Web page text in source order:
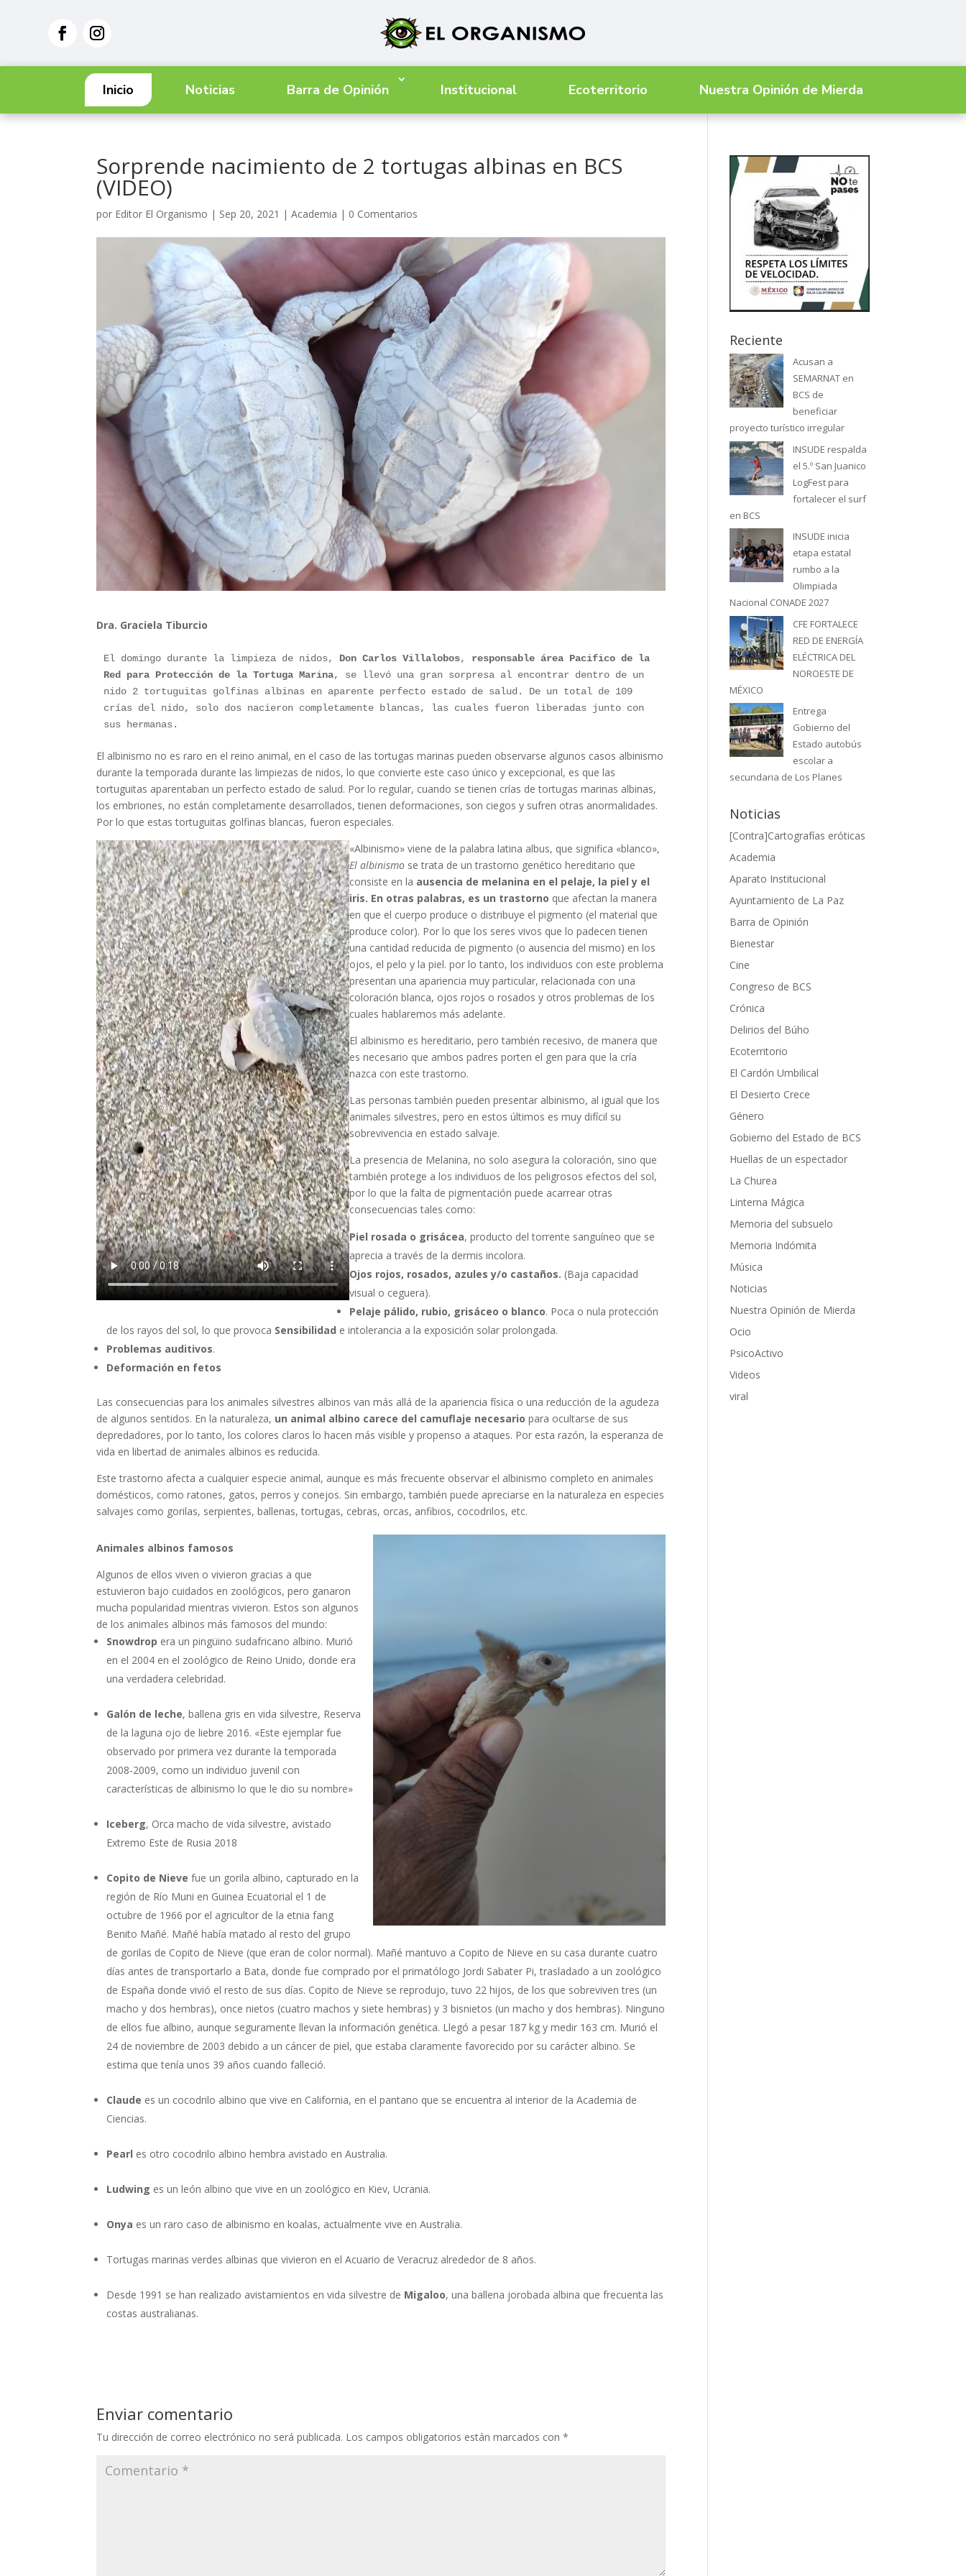
Inicio Noticias Barra de Opinión Institucional Ecoterritorio Nuestra Opinión de Mierda
Sorprende nacimiento de 2 tortugas albinas en BCS
(VIDEO)
por Editor El Organismo | Sep 20, 2021 |Academia | 0 Comentarios
Dra. Graciela Tiburcio
El domingo durante la limpieza de nidos, Don Carlos Villalobos, responsable área Pacifico de la
Red para Protección de la Tortuga Marina, se llevó una gran sorpresa al encontrar dentro de un
nido 2 tortuguitas golfinas albinas en aparente perfecto estado de salud. De un total de 109
crías del nido, solo dos nacieron completamente blancas, las cuales fueron liberadas junto con
sus hermanas.
El albinismo no es raro en el reino animal, en el caso de las tortugas marinas pueden observarse algunos casos albinismo
durante la temporada durante las limpiezas de nidos, lo que convierte este caso único y excepcional, es que las
tortuguitas aparentaban un perfecto estado de salud. Por lo regular, cuando se tienen crías de tortugas marinas albinas,
los embriones, no están completamente desarrollados, tienen deformaciones, son ciegos y sufren otras anormalidades.
Por lo que estas tortuguitas golfinas blancas, fueron especiales.
«Albinismo» viene de la palabra latina albus, que significa «blanco»,
El albinismo se trata de un trastorno genético hereditario que
consiste en la ausencia de melanina en el pelaje, la piel y el
iris. En otras palabras, es un trastorno que afectan la manera
en que el cuerpo produce o distribuye el pigmento (el material que
produce color). Por lo que los seres vivos que lo padecen tienen
una cantidad reducida de pigmento (o ausencia del mismo) en los
ojos, el pelo y la piel. por lo tanto, los individuos con este problema
presentan una apariencia muy particular, relacionada con una
coloración blanca, ojos rojos o rosados y otros problemas de los
cuales hablaremos más adelante.
El albinismo es hereditario, pero también recesivo, de manera que
es necesario que ambos padres porten el gen para que la cría
nazca con este trastorno.
Las personas también pueden presentar albinismo, al igual que los
animales silvestres, pero en estos últimos es muy difícil su
sobrevivencia en estado salvaje.
La presencia de Melanina, no solo asegura la coloración, sino que
también protege a los individuos de los peligrosos efectos del sol,
por lo que la falta de pigmentación puede acarrear otras
consecuencias tales como:
Piel rosada o grisácea, producto del torrente sanguíneo que se
aprecia a través de la dermis incolora.
Ojos rojos, rosados, azules y/o castaños. (Baja capacidad
visual o ceguera).
Pelaje pálido, rubio, grisáceo o blanco. Poca o nula protección
de los rayos del sol, lo que provoca Sensibilidad e intolerancia a la exposición solar prolongada.
Problemas auditivos.
Deformación en fetos
Las consecuencias para los animales silvestres albinos van más allá de la apariencia física o una reducción de la agudeza
de algunos sentidos. En la naturaleza, un animal albino carece del camuflaje necesariopara ocultarse de sus
depredadores, por lo tanto, los colores claros lo hacen más visible y propenso a ataques. Por esta razón, la esperanza de
vida en libertad de animales albinos es reducida.
Este trastorno afecta a cualquier especie animal, aunque es más frecuente observar el albinismo completo en animales
domésticos, como ratones, gatos, perros y conejos. Sin embargo, también puede apreciarse en la naturaleza en especies
salvajes como gorilas, serpientes, ballenas, tortugas, cebras, orcas, anfibios, cocodrilos, etc.
Animales albinos famosos
Algunos de ellos viven o vivieron gracias a que
estuvieron bajo cuidados en zoológicos, pero ganaron
mucha popularidad mientras vivieron. Estos son algunos
de los animales albinos más famosos del mundo:
Snowdrop era un pingüino sudafricano albino. Murió
en el 2004 en el zoológico de Reino Unido, donde era
una verdadera celebridad.
Galón de leche, ballena gris en vida silvestre, Reserva
de la laguna ojo de liebre 2016. «Este ejemplar fue
observado por primera vez durante la temporada
2008-2009, como un individuo juvenil con
características de albinismo lo que le dio su nombre»
Iceberg, Orca macho de vida silvestre, avistado
Extremo Este de Rusia 2018
Copito de Nieve fue un gorila albino, capturado en la
región de Río Muni en Guinea Ecuatorial el 1 de
octubre de 1966 por el agricultor de la etnia fang
Benito Mañé. Mañé había matado al resto del grupo
de gorilas de Copito de Nieve (que eran de color normal). Mañé mantuvo a Copito de Nieve en su casa durante cuatro
días antes de transportarlo a Bata, donde fue comprado por el primatólogo Jordi Sabater Pi, trasladado a un zoológico
de España donde vivió el resto de sus días. Copito de Nieve se reprodujo, tuvo 22 hijos, de los que sobreviven tres (un
macho y dos hembras), once nietos (cuatro machos y siete hembras) y 3 bisnietos (un macho y dos hembras). Ninguno
de ellos fue albino, aunque seguramente llevan la información genética. Llegó a pesar 187 kg y medir 163 cm. Murió el
24 de noviembre de 2003 debido a un cáncer de piel, que estaba claramente favorecido por su carácter albino. Se
estima que tenía unos 39 años cuando falleció.
Claude es un cocodrilo albino que vive en California, en el pantano que se encuentra al interior de la Academia de
Ciencias.
Pearl es otro cocodrilo albino hembra avistado en Australia.
Ludwing es un león albino que vive en un zoológico en Kiev, Ucrania.
Onya es un raro caso de albinismo en koalas, actualmente vive en Australia.
Tortugas marinas verdes albinas que vivieron en el Acuario de Veracruz alrededor de 8 años.
Desde 1991 se han realizado avistamientos en vida silvestre de Migaloo, una ballena jorobada albina que frecuenta las
costas australianas.
Enviar comentario
Tu dirección de correo electrónico no será publicada. Los campos obligatorios están marcados con*
Reciente
Acusan a
SEMARNAT en
BCS de
beneficiar
proyecto turístico irregular
INSUDE respalda
el 5.º San Juanico
LogFest para
fortalecer el surf
en BCS
INSUDE inicia
etapa estatal
rumbo a la
Olimpiada
Nacional CONADE 2027
CFE FORTALECE
RED DE ENERGÍA
ELÉCTRICA DEL
NOROESTE DE
MÉXICO
Entrega
Gobierno del
Estado autobús
escolar a
secundaria de Los Planes
Noticias
[Contra]Cartografías eróticas
Academia
Aparato Institucional
Ayuntamiento de La Paz
Barra de Opinión
Bienestar
Cine
Congreso de BCS
Crónica
Delirios del Búho
Ecoterritorio
El Cardón Umbilical
El Desierto Crece
Género
Gobierno del Estado de BCS
Huellas de un espectador
La Churea
Linterna Mágica
Memoria del subsuelo
Memoria Indómita
Música
Noticias
Nuestra Opinión de Mierda
Ocio
PsicoActivo
Videos
viral